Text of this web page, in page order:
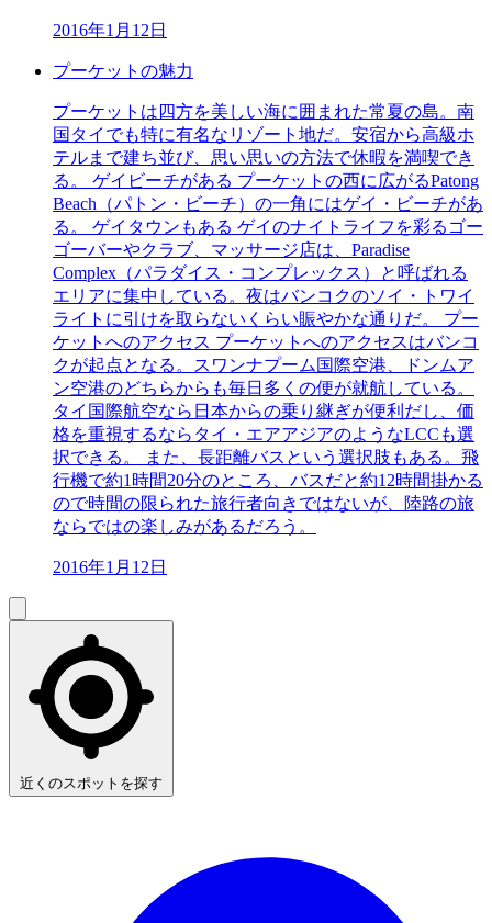
2016年1月12日
プーケットの魅力
プーケットは四方を美しい海に囲まれた常夏の島。南
国タイでも特に有名なリゾート地だ。安宿から高級ホ
テルまで建ち並び、思い思いの方法で休暇を満喫でき
る。 ゲイビーチがある プーケットの西に広がるPatong
Beach（パトン・ビーチ）の一角にはゲイ・ビーチがあ
る。 ゲイタウンもある ゲイのナイトライフを彩るゴー
ゴーバーやクラブ、マッサージ店は、Paradise
Complex（パラダイス・コンプレックス）と呼ばれる
エリアに集中している。夜はバンコクのソイ・トワイ
ライトに引けを取らないくらい賑やかな通りだ。 プー
ケットへのアクセス プーケットへのアクセスはバンコ
クが起点となる。スワンナプーム国際空港、ドンムア
ン空港のどちらからも毎日多くの便が就航している。
タイ国際航空なら日本からの乗り継ぎが便利だし、価
格を重視するならタイ・エアアジアのようなLCCも選
択できる。 また、長距離バスという選択肢もある。飛
行機で約1時間20分のところ、バスだと約12時間掛かる
ので時間の限られた旅行者向きではないが、陸路の旅
ならではの楽しみがあるだろう。
2016年1月12日
近くのスポットを探す